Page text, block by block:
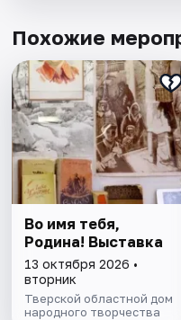
Похожие
Во имя тебя,
Родина! Выставка
13 октября 2026 •
вторник
Тверской областной дом
народного творчества